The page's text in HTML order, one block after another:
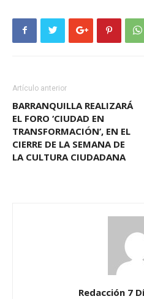
Artículo anterior
BARRANQUILLA REALIZARÁ
EL FORO ‘CIUDAD EN
TRANSFORMACIÓN’, EN EL
CIERRE DE LA SEMANA DE
LA CULTURA CIUDADANA
Redacción 7